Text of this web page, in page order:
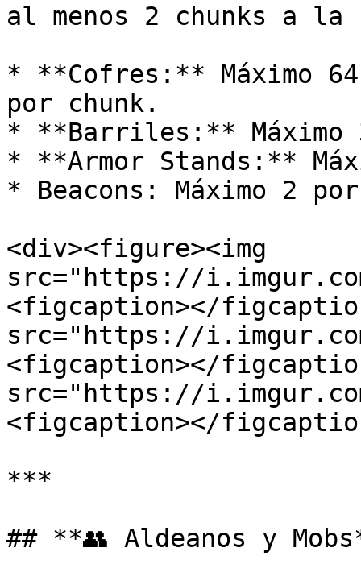
al menos 2 chunks a la
* **Cofres:** Máximo
por chunk.
* **Barriles:** Máximo
* **Armor Stands:**
* Beacons: Máximo 2
<div><figure><img
src="https://
<figcaption></
src="https://
<figcaption></
src="https://
<figcaption></
***
## **👥 Aldeanos y